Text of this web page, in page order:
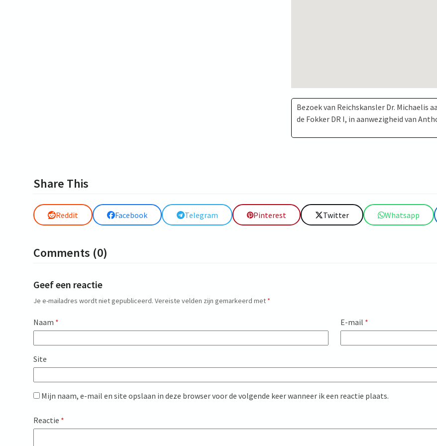
Bezoek van Reichskansler Dr. Michaelis
de Fokker DR I, in aanwezigheid van
Share This
Reddit Facebook Telegram Pinterest Twitter Whatsapp
Comments (0)
Geef een reactie
Je e-mailadres wordt niet gepubliceerd. Vereiste velden zijn gemarkeerd met *
Naam * E-mail *
Site
Mijn naam, e-mail en site opslaan in deze browser voor de volgende keer wanneer ik een reactie plaats.
Reactie *